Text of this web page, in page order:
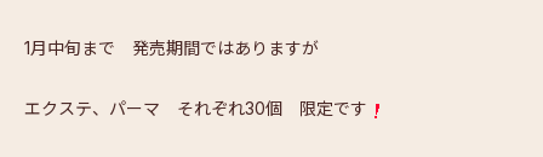
1月中旬まで 発売期間ではありますが
エクステ、パーマ それぞれ30個 限定です